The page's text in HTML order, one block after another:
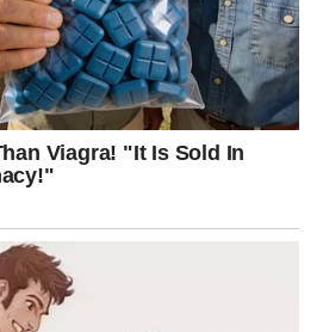
podrška i međusobno
se osjećate mirnije i sigurnije.
danas će biti jedan od
energije.
da ćete imati dovoljno energije
planirali.